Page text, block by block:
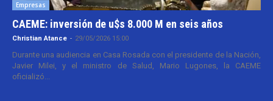
Empresas
CAEME: inversión de u$s 8.000 M en seis años
Christian Atance - 29/05/2026 15:00
Durante una audiencia en Casa Rosada con el presidente de la Nación,
Javier Milei, y el ministro de Salud, Mario Lugones, la CAEME
oficializó...